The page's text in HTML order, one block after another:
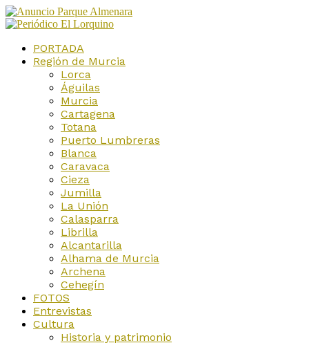
PORTADA
Región de Murcia
Lorca
Águilas
Murcia
Cartagena
Totana
Puerto Lumbreras
Blanca
Caravaca
Cieza
Jumilla
La Unión
Calasparra
Librilla
Alcantarilla
Alhama de Murcia
Archena
Cehegín
FOTOS
Entrevistas
Cultura
Historia y patrimonio